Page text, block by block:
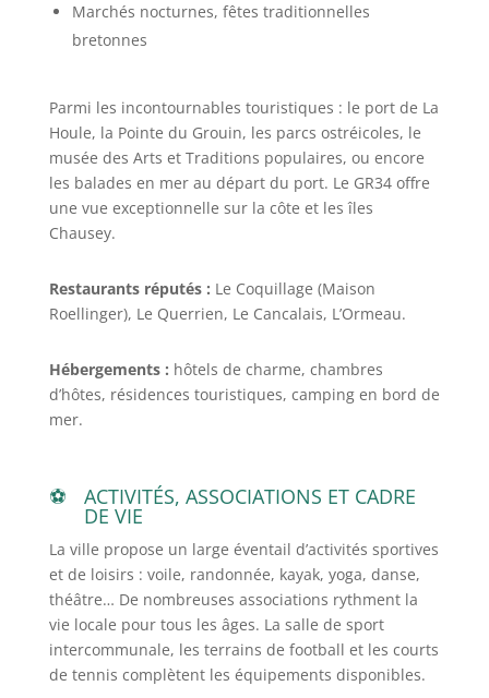
Marchés nocturnes, fêtes traditionnelles
bretonnes
Parmi les incontournables touristiques : le port de La
Houle, la Pointe du Grouin, les parcs ostréicoles, le
musée des Arts et Traditions populaires, ou encore
les balades en mer au départ du port. Le GR34 offre
une vue exceptionnelle sur la côte et les îles
Chausey.
Restaurants réputés : Le Coquillage (Maison
Roellinger), Le Querrien, Le Cancalais, L’Ormeau.
Hébergements : hôtels de charme, chambres
d’hôtes, résidences touristiques, camping en bord de
mer.
ACTIVITÉS, ASSOCIATIONS ET CADRE
DE VIE
La ville propose un large éventail d’activités sportives
et de loisirs : voile, randonnée, kayak, yoga, danse,
théâtre… De nombreuses associations rythment la
vie locale pour tous les âges. La salle de sport
intercommunale, les terrains de football et les courts
de tennis complètent les équipements disponibles.